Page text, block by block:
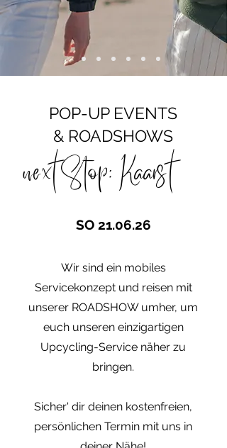
POP-UP EVENTS
& ROADSHOWS
next Stop: Kaarst
SO 21.06.26
Wir sind ein mobiles
Servicekonzept und reisen mit
unserer ROADSHOW umher, um
euch unseren einzigartigen
Upcycling-Service näher zu
bringen.
Sicher' dir deinen kostenfreien,
persönlichen Termin mit uns in